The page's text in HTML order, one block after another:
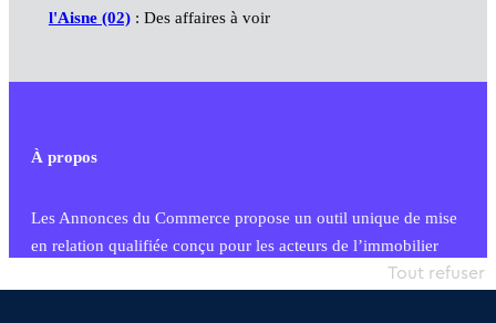
l'Aisne (02): Des affaires à voir
À propos
Les Annonces du Commerce propose un outil unique de mise
en relation qualifiée conçu pour les acteurs de l’immobilier
commercial et les collectivités territoriales, simple et intégrant
Tout refuser